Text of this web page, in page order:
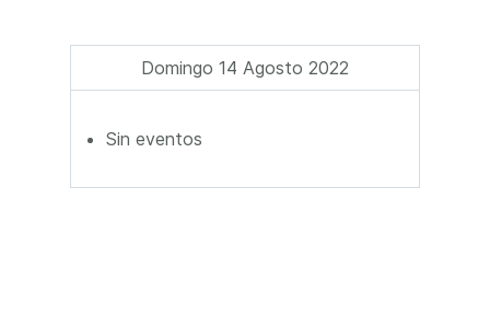
Domingo 14 Agosto 2022
Sin eventos